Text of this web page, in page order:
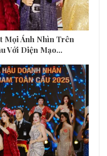
Mọi Ánh Nhìn Trên
Với Diện Mạo…